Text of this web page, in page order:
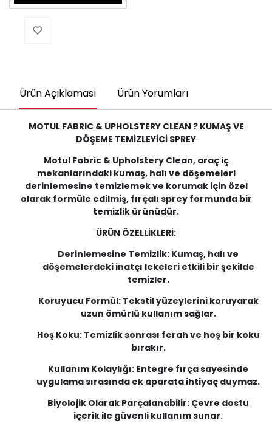
Ürün Açıklaması Ürün Yorumları
MOTUL FABRIC & UPHOLSTERY CLEAN ? KUMAŞ VE
DÖŞEME TEMİZLEYİCİ SPREY
Motul Fabric & Upholstery Clean, araç iç
mekanlarındaki kumaş, halı ve döşemeleri
derinlemesine temizlemek ve korumak için özel
olarak formüle edilmiş, fırçalı sprey formunda bir
temizlik ürünüdür.
ÜRÜN ÖZELLİKLERİ:
Derinlemesine Temizlik: Kumaş, halı ve
döşemelerdeki inatçı lekeleri etkili bir şekilde
temizler.
Koruyucu Formül: Tekstil yüzeylerini koruyarak
uzun ömürlü kullanım sağlar.
Hoş Koku: Temizlik sonrası ferah ve hoş bir koku
bırakır.
Kullanım Kolaylığı: Entegre fırça sayesinde
uygulama sırasında ek aparata ihtiyaç duymaz.
Biyolojik Olarak Parçalanabilir: Çevre dostu
içerik ile güvenli kullanım sunar.